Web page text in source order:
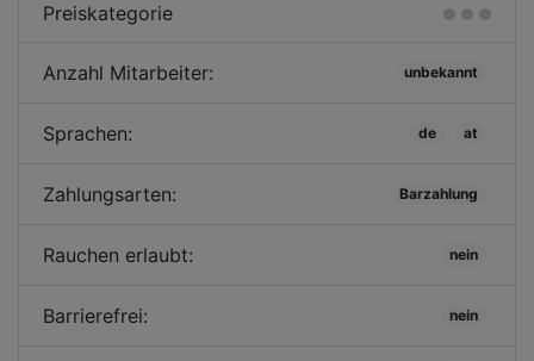
Preiskategorie
Anzahl Mitarbeiter: unbekannt
Sprachen: de at
Zahlungsarten: Barzahlung
Rauchen erlaubt: nein
Barrierefrei: nein